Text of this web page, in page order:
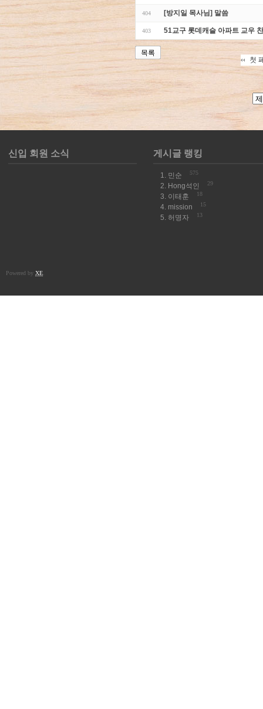
404 [방지일 목사님] 말씀
403 51교구 롯데캐슬 아파트 교우
목록
첫
신입 회원 소식 게시글 랭킹
민순 575
Hong석인 29
이태훈 18
mission 15
허명자 13
Powered by XE